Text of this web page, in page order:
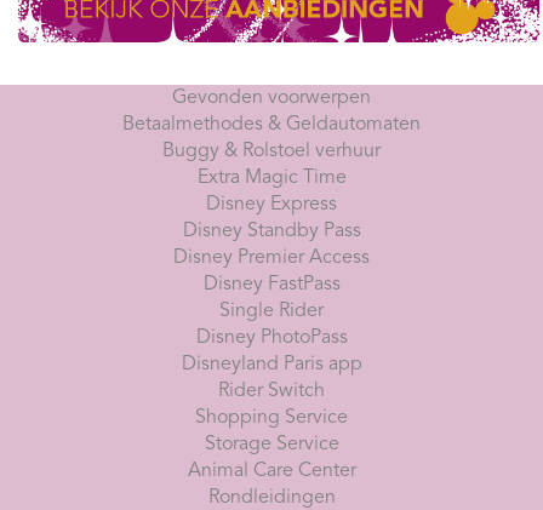
Gevonden voorwerpen
Betaalmethodes & Geldautomaten
Buggy & Rolstoel verhuur
Extra Magic Time
Disney Express
Disney Standby Pass
Disney Premier Access
Disney FastPass
Single Rider
Disney PhotoPass
Disneyland Paris app
Rider Switch
Shopping Service
Storage Service
Animal Care Center
Rondleidingen